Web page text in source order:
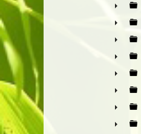
►
►
►
►
►
►
►
►